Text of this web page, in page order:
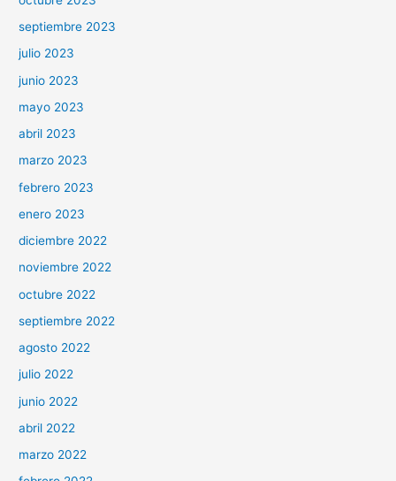
septiembre 2023
julio 2023
junio 2023
mayo 2023
abril 2023
marzo 2023
febrero 2023
enero 2023
diciembre 2022
noviembre 2022
octubre 2022
septiembre 2022
agosto 2022
julio 2022
junio 2022
abril 2022
marzo 2022